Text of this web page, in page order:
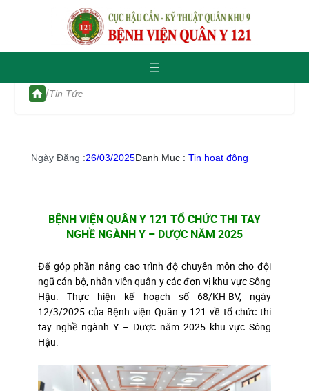
/Tin Tức
Ngày Đăng :26/03/2025Danh Mục : Tin hoạt động
BỆNH VIỆN QUÂN Y 121 TỔ CHỨC THI TAY
NGHỀ NGÀNH Y – DƯỢC NĂM 2025
Để góp phần nâng cao trình độ chuyên môn cho đội
ngũ cán bộ, nhân viên quân y các đơn vị khu vực Sông
Hậu. Thực hiện kế hoạch số 68/KH-BV, ngày
12/3/2025 của Bệnh viện Quân y 121 về tổ chức thi
tay nghề ngành Y – Dược năm 2025 khu vực Sông
Hậu.